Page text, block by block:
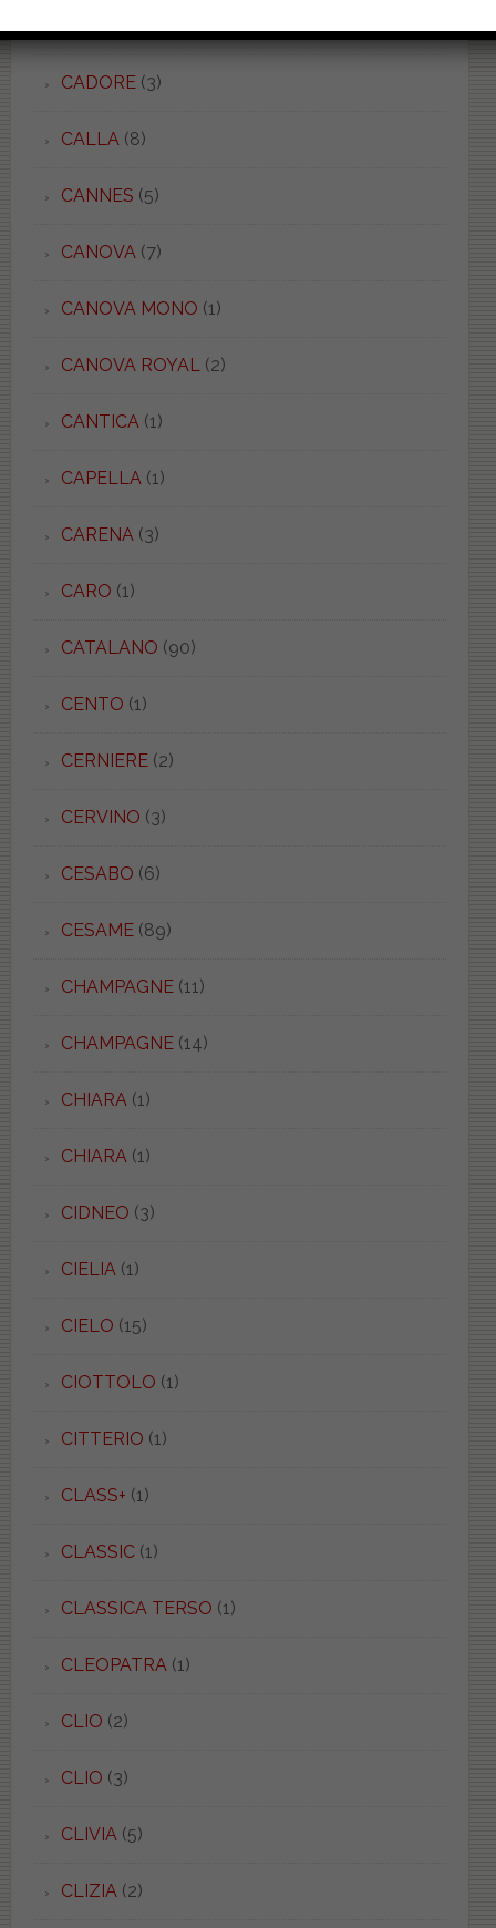
CADORE(3)
CALLA (8)
CANNES (5)
CANOVA (7)
CANOVA MONO (1)
CANOVA ROYAL (2)
CANTICA (1)
CAPELLA (1)
CARENA (3)
CARO (1)
CATALANO (90)
CENTO (1)
CERNIERE(2)
CERVINO (3)
CESABO (6)
CESAME(89)
CHAMPAGNE(11)
CHAMPAGNE(14)
CHIARA (1)
CHIARA (1)
CIDNEO (3)
CIELIA (1)
CIELO (15)
CIOTTOLO (1)
CITTERIO (1)
CLASS+ (1)
CLASSIC(1)
CLASSICA TERSO (1)
CLEOPATRA (1)
CLIO (2)
CLIO (3)
CLIVIA (5)
CLIZIA (2)